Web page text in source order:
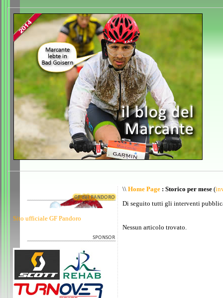
Sito ufficiale GF Pandoro
\\ Home Page : Storico per mese (
Di seguito tutti gli interventi
Nessun articolo trovato.